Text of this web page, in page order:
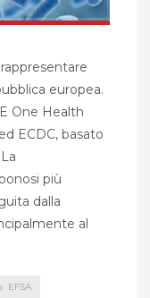
europea.
One Health
ECDC, basato
più
dalla
al
EFSA